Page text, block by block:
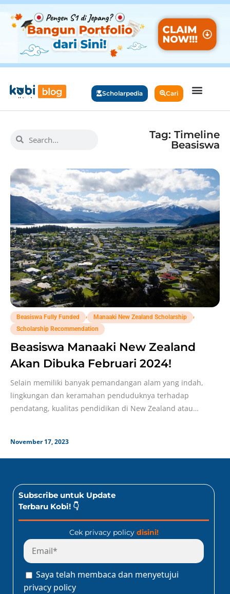
Scholarpedia Cari
Tag: Timeline
Beasiswa
Beasiswa Fully Funded Manaaki New Zealand Scholarship
Scholarship Recommendation
Beasiswa Manaaki New Zealand
Akan Dibuka Februari 2024!
Selain memiliki banyak pemandangan alam yang indah,
lingkungan dan keramahan penduduknya terhadap
pendatang, kualitas pendidikan di New Zealand atau
November 17, 2023
Subscribe untuk Update
Terbaru Kobi! 👇
Cek privacy policy disini!
Saya telah membaca dan menyetujui
privacy policy